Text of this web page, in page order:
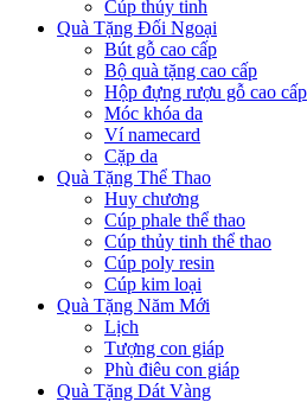
Cúp thủy tinh
Quà Tặng Đối Ngoại
Bút gỗ cao cấp
Bộ quà tặng cao cấp
Hộp đựng rượu gỗ cao cấp
Móc khóa da
Ví namecard
Cặp da
Quà Tặng Thể Thao
Huy chương
Cúp phale thể thao
Cúp thủy tinh thể thao
Cúp poly resin
Cúp kim loại
Quà Tặng Năm Mới
Lịch
Tượng con giáp
Phù điêu con giáp
Quà Tặng Dát Vàng